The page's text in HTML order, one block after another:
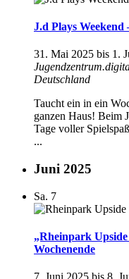
J.d Plays Weekend
31. Mai 2025 bis 1.
Deutschland
Taucht ein in ein
ganzen Haus! Beim
Tage voller
...
Juni 2025
Sa. 7
„Rheinpark
Wochenende